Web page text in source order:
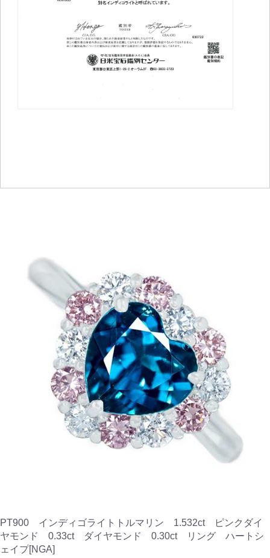
PT900 インディゴライトトルマリン 1.532ct ピンクダイ
ヤモンド 0.33ct ダイヤモンド 0.30ct リング ハートシ
ェイプ[NGA]